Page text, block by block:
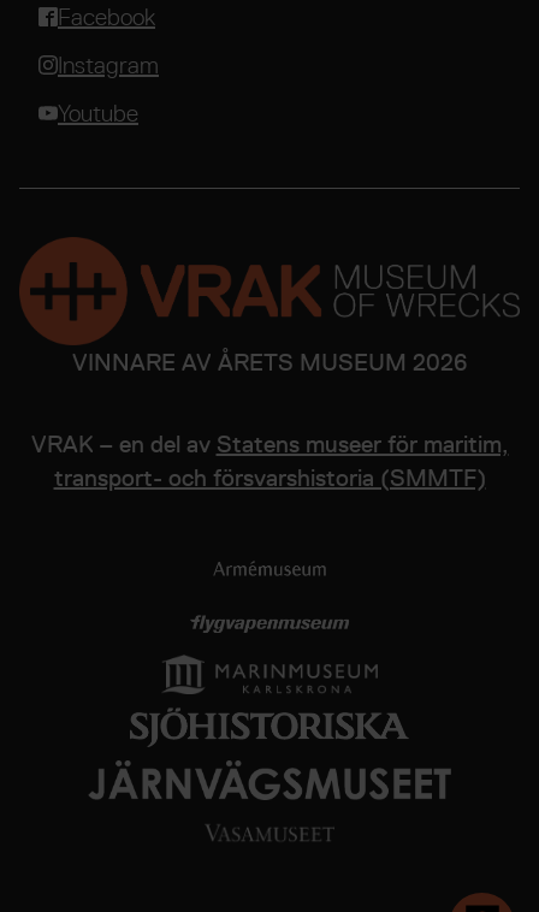
Facebook
Instagram
Youtube
VINNARE AV ÅRETS MUSEUM 2026
VRAK – en del av Statens museer för maritim,
transport- och försvarshistoria (SMMTF)